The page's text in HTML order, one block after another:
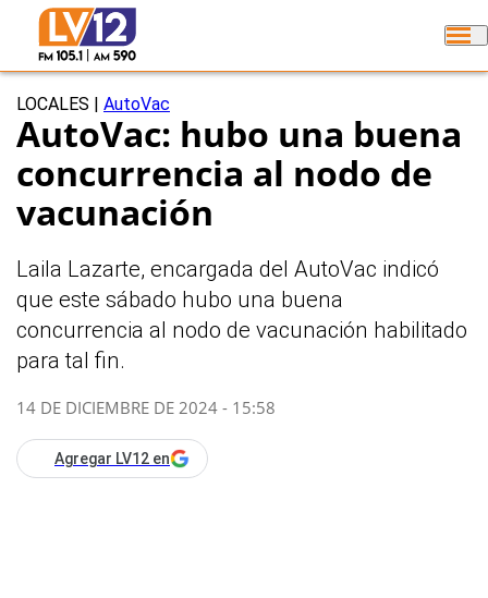
LOCALES AutoVac
AutoVac: hubo una buena
concurrencia al nodo de
vacunación
Laila Lazarte, encargada del AutoVac indicó
que este sábado hubo una buena
concurrencia al nodo de vacunación habilitado
para tal fin.
14 DE DICIEMBRE DE 2024 - 15:58
Agregar LV12 en